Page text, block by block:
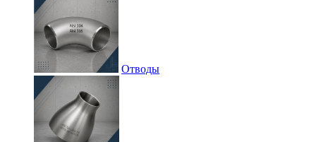
Отводы